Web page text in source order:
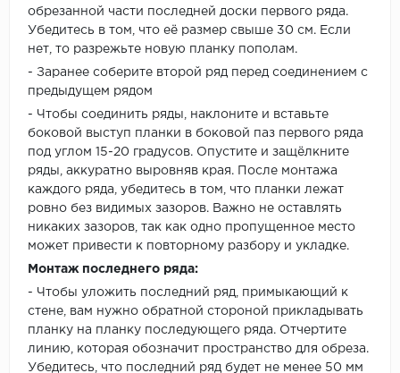
обрезанной части последней доски первого ряда.
Убедитесь в том, что её размер свыше 30 см. Если
нет, то разрежьте новую планку пополам.
- Заранее соберите второй ряд перед соединением с
предыдущем рядом
- Чтобы соединить ряды, наклоните и вставьте
боковой выступ планки в боковой паз первого ряда
под углом 15-20 градусов. Опустите и защёлкните
ряды, аккуратно выровняв края. После монтажа
каждого ряда, убедитесь в том, что планки лежат
ровно без видимых зазоров. Важно не оставлять
никаких зазоров, так как одно пропущенное место
может привести к повторному разбору и укладке.
Монтаж последнего ряда:
- Чтобы уложить последний ряд, примыкающий к
стене, вам нужно обратной стороной прикладывать
планку на планку последующего ряда. Отчертите
линию, которая обозначит пространство для обреза.
Убедитесь, что последний ряд будет не менее 50 мм